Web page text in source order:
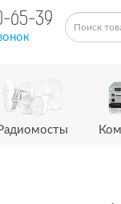
65-39